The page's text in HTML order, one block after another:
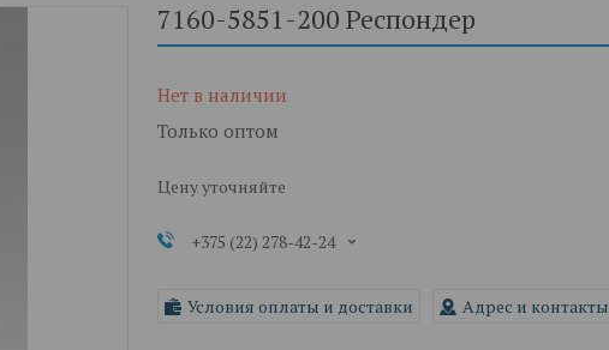
7160-5851-200 Респондер
Нет в наличии
Только оптом
Цену уточняйте
+375 (22) 278-42-24
Условия оплаты и доставки Адрес и контакты